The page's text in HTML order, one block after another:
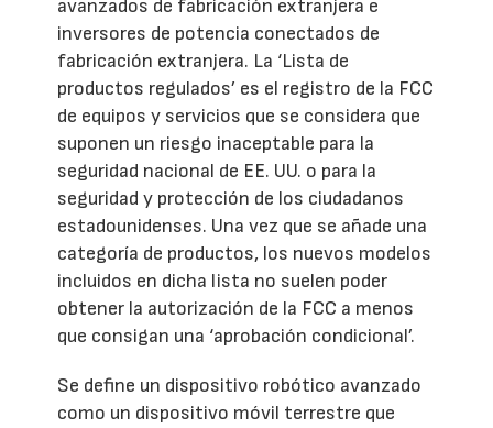
avanzados de fabricación extranjera e
inversores de potencia conectados de
fabricación extranjera. La ‘Lista de
productos regulados’ es el registro de la FCC
de equipos y servicios que se considera que
suponen un riesgo inaceptable para la
seguridad nacional de EE. UU. o para la
seguridad y protección de los ciudadanos
estadounidenses. Una vez que se añade una
categoría de productos, los nuevos modelos
incluidos en dicha lista no suelen poder
obtener la autorización de la FCC a menos
que consigan una ‘aprobación condicional’.
Se define un dispositivo robótico avanzado
como un dispositivo móvil terrestre que